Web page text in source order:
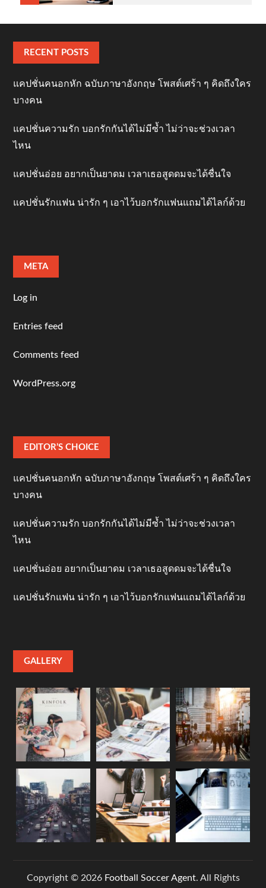
RECENT POSTS
แคปชั่นคนอกหัก ฉบับภาษาอังกฤษ โพสต์เศร้า ๆ คิดถึงใคร
บางคน
แคปชั่นความรัก บอกรักกันได้ไม่มีซ้ำ ไม่ว่าจะช่วงเวลา
ไหน
แคปชั่นอ่อย อยากเป็นยาดม เวลาเธอสูดดมจะได้ชื่นใจ
แคปชั่นรักแฟน น่ารัก ๆ เอาไว้บอกรักแฟนแถมได้ไลก์ด้วย
META
Log in
Entries feed
Comments feed
WordPress.org
EDITOR’S CHOICE
แคปชั่นคนอกหัก ฉบับภาษาอังกฤษ โพสต์เศร้า ๆ คิดถึงใคร
บางคน
แคปชั่นความรัก บอกรักกันได้ไม่มีซ้ำ ไม่ว่าจะช่วงเวลา
ไหน
แคปชั่นอ่อย อยากเป็นยาดม เวลาเธอสูดดมจะได้ชื่นใจ
แคปชั่นรักแฟน น่ารัก ๆ เอาไว้บอกรักแฟนแถมได้ไลก์ด้วย
GALLERY
Copyright © 2026 Football Soccer Agent. All Rights